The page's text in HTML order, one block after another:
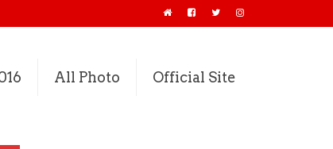
All Photo Official Site